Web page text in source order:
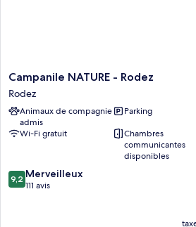
Campanile
NATURE
-
Rodez
Rodez
Campanile NATURE - Rodez
Rodez
Animaux de compagnie
admis
Parking
Wi-Fi gratuit
Chambres
communicantes
disponibles
9.2
sur
9,2 Merveilleux
111 avis